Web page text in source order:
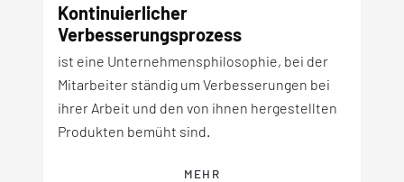
Kontinuierlicher
Verbesserungsprozess
ist eine Unternehmensphilosophie, bei der
Mitarbeiter ständig um Verbesserungen bei
ihrer Arbeit und den von ihnen hergestellten
Produkten bemüht sind.
MEHR